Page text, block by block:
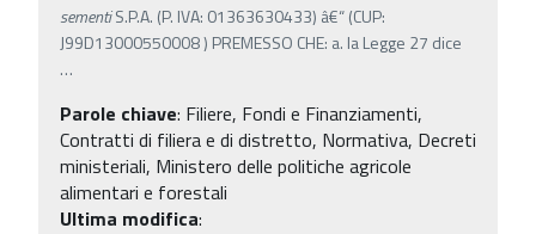
sementiS.P.A. (P. IVA: 01363630433) â€“ (CUP:
J99D13000550008 ) PREMESSO CHE: a. la Legge 27 dice
…
Parole chiave: Filiere, Fondi e Finanziamenti,
Contratti di filiera e di distretto, Normativa, Decreti
ministeriali, Ministero delle politiche agricole
alimentari e forestali
Ultima modifica: